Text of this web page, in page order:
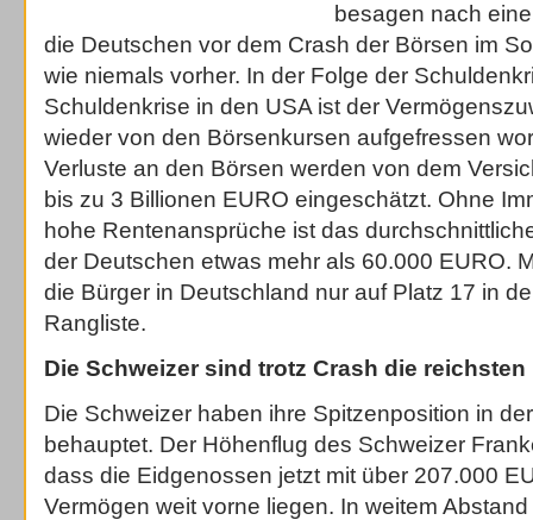
besagen nach
die Deutschen vor dem Crash der Börsen im
wie niemals vorher. In der Folge der
Schuldenkrise in den USA ist der
wieder von den Börsenkursen aufgefressen
Verluste an den Börsen werden von dem
bis zu 3 Billionen EURO eingeschätzt. Ohne
hohe Rentenansprüche ist das
der Deutschen etwas mehr als 60.000 EURO.
die Bürger in Deutschland nur auf Platz 17 in
Rangliste.
Die Schweizer sind trotz Crash die
Die Schweizer haben ihre Spitzenposition in
behauptet. Der Höhenflug des Schweizer
dass die Eidgenossen jetzt mit über 207.000
Vermögen weit vorne liegen. In weitem